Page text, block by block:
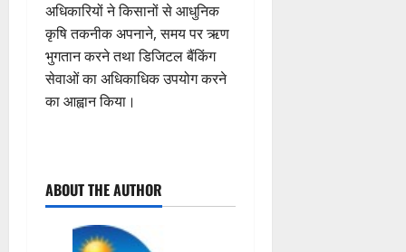
अधिकारियों ने किसानों से आधुनिक
कृषि तकनीक अपनाने, समय पर ऋण
भुगतान करने तथा डिजिटल बैंकिंग
सेवाओं का अधिकाधिक उपयोग करने
का आह्वान किया।
o
ABOUT THE AUTHOR